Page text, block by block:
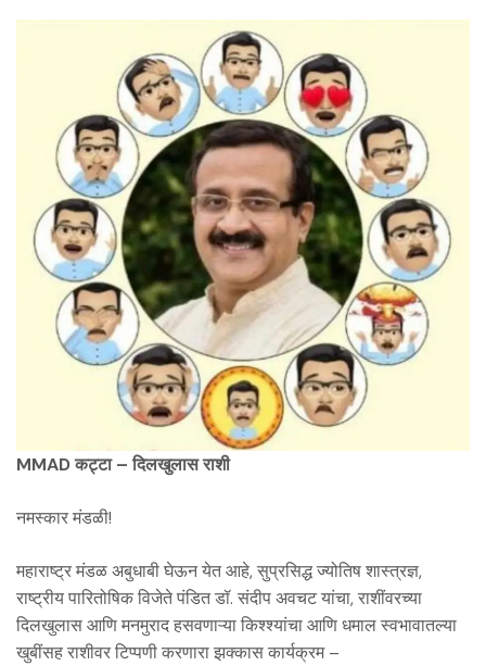
MMAD कट्टा – दिलखुलास राशी
नमस्कार मंडळी!
महाराष्ट्र मंडळ अबुधाबी घेऊन येत आहे, सुप्रसिद्ध ज्योतिष शास्त्रज्ञ,
राष्ट्रीय पारितोषिक विजेते पंडित डॉ. संदीप अवचट यांचा, राशींवरच्या
दिलखुलास आणि मनमुराद हसवणाऱ्या किश्श्यांचा आणि धमाल स्वभावातल्या
खुबींसह राशीवर टिप्पणी करणारा झक्कास कार्यक्रम –